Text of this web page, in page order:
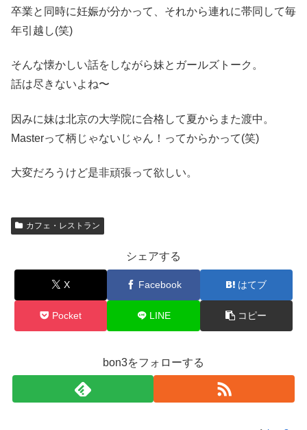
卒業と同時に妊娠が分かって、それから連れに帯同して毎
年引越し(笑)
そんな懐かしい話をしながら妹とガールズトーク。
話は尽きないよね〜
因みに妹は北京の大学院に合格して夏からまた渡中。
Masterって柄じゃないじゃん！ってからかって(笑)
大変だろうけど是非頑張って欲しい。
カフェ・レストラン
シェアする
X Facebook はてブ
Pocket LINE コピー
bon3をフォローする